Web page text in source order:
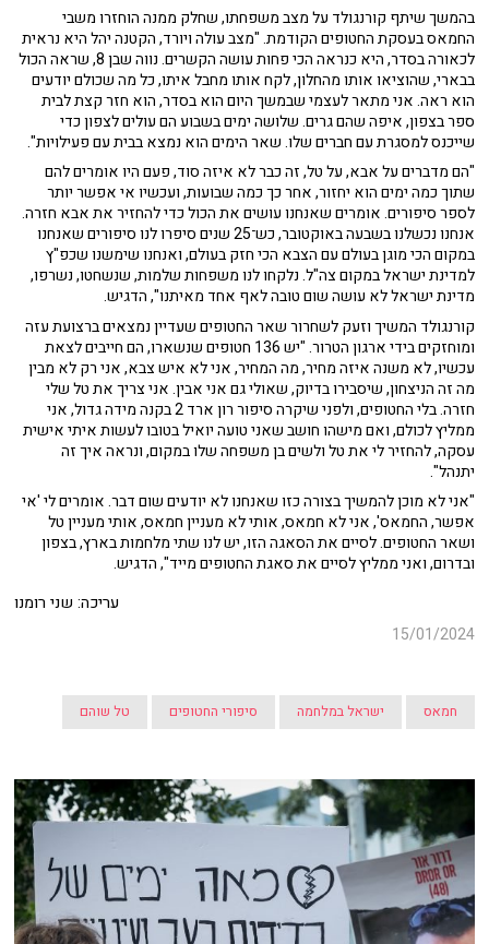
בהמשך שיתף קורנגולד על מצב משפחתו, שחלק ממנה הוחזרו משבי
החמאס בעסקת החטופים הקודמת. "מצב עולה ויורד, הקטנה יהל היא נראית
לכאורה בסדר, היא כנראה הכי פחות עושה הקשרים. נווה שבן 8, שראה הכול
בבארי, שהוציאו אותו מהחלון, לקח אותו מחבל איתו, כל מה שכולם יודעים
הוא ראה. אני מתאר לעצמי שבמשך היום הוא בסדר, הוא חזר קצת לבית
ספר בצפון, איפה שהם גרים. שלושה ימים בשבוע הם עולים לצפון כדי
שייכנס למסגרת עם חברים שלו. שאר הימים הוא נמצא בבית עם פעילויות".
"הם מדברים על אבא, על טל, זה כבר לא איזה סוד, פעם היו אומרים להם
שתוך כמה ימים הוא יחזור, אחר כך כמה שבועות, ועכשיו אי אפשר יותר
לספר סיפורים. אומרים שאנחנו עושים את הכול כדי להחזיר את אבא חזרה.
אנחנו נכשלנו בשבעה באוקטובר, כש־25 שנים סיפרו לנו סיפורים שאנחנו
במקום הכי מוגן בעולם עם הצבא הכי חזק בעולם, ואנחנו שימשנו שכפ"ץ
למדינת ישראל במקום צה"ל. נלקחו לנו משפחות שלמות, שנשחטו, נשרפו,
מדינת ישראל לא עושה שום טובה לאף אחד מאיתנו", הדגיש.
קורנגולד המשיך וזעק לשחרור שאר החטופים שעדיין נמצאים ברצועת עזה
ומוחזקים בידי ארגון הטרור. "יש 136 חטופים שנשארו, הם חייבים לצאת
עכשיו, לא משנה איזה מחיר, מה המחיר, אני לא איש צבא, אני רק לא מבין
מה זה הניצחון, שיסבירו בדיוק, שאולי גם אני אבין. אני צריך את טל שלי
חזרה. בלי החטופים, ולפני שיקרה סיפור רון ארד 2 בקנה מידה גדול, אני
ממליץ לכולם, ואם מישהו חושב שאני טועה יואיל בטובו לעשות איתי אישית
עסקה, להחזיר לי את טל ולשים בן משפחה שלו במקום, ונראה איך זה
יתנהל".
"אני לא מוכן להמשיך בצורה כזו שאנחנו לא יודעים שום דבר. אומרים לי 'אי
אפשר, החמאס', אני לא חמאס, אותי לא מעניין חמאס, אותי מעניין טל
ושאר החטופים. לסיים את הסאגה הזו, יש לנו שתי מלחמות בארץ, בצפון
ובדרום, ואני ממליץ לסיים את סאגת החטופים מייד", הדגיש.
עריכה: שני רומנו
15/01/2024
חמאס ישראל במלחמה סיפורי החטופים טל שוהם